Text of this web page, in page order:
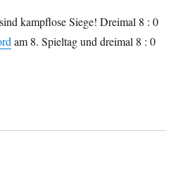
kampflose Siege! Dreimal 8 : 0
am 8. Spieltag und dreimal 8 : 0